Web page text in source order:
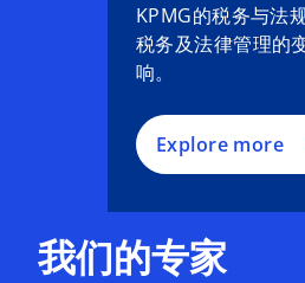
KPMG的税务与法
税务及法律管理的
响。
Explore more
我们的专家